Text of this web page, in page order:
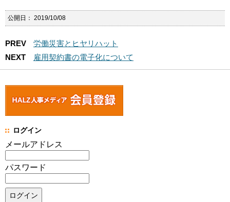
公開日： 2019/10/08
PREV
労働災害とヒヤリハット
NEXT
雇用契約書の電子化について
ログイン
メールアドレス
パスワード